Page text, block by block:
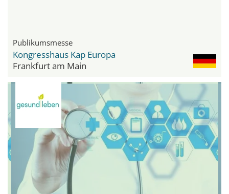
Publikumsmesse
Kongresshaus Kap Europa
Frankfurt am Main